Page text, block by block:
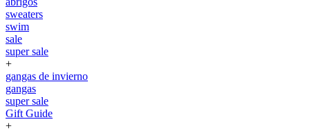
sweaters
swim
sale
super sale
+
gangas de invierno
gangas
super sale
Gift Guide
+